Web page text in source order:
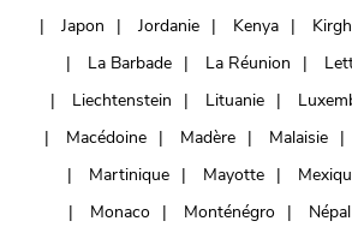
Japon
Jordanie Kenya
La Barbade
La Réunion
Liechtenstein
Lituanie
Macédoine
Madère Malaisie
Martinique
Mayotte
Monaco
Monténégro Népal